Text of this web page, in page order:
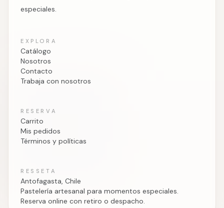
especiales.
EXPLORA
Catálogo
Nosotros
Contacto
Trabaja con nosotros
RESERVA
Carrito
Mis pedidos
Términos y políticas
RESSETA
Antofagasta, Chile
Pastelería artesanal para momentos especiales.
Reserva online con retiro o despacho.